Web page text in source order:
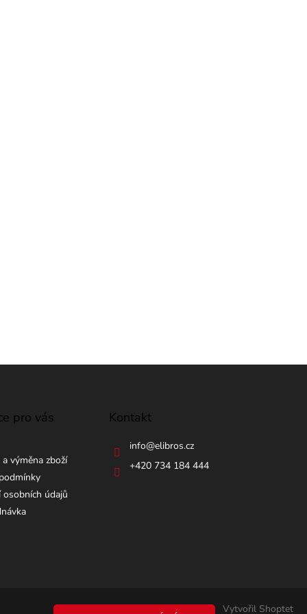
pro vás
výměna zboží
osobních údajů
Kontakt
info@elibros.cz
+420 734 184 444
Vytvořil Shoptet